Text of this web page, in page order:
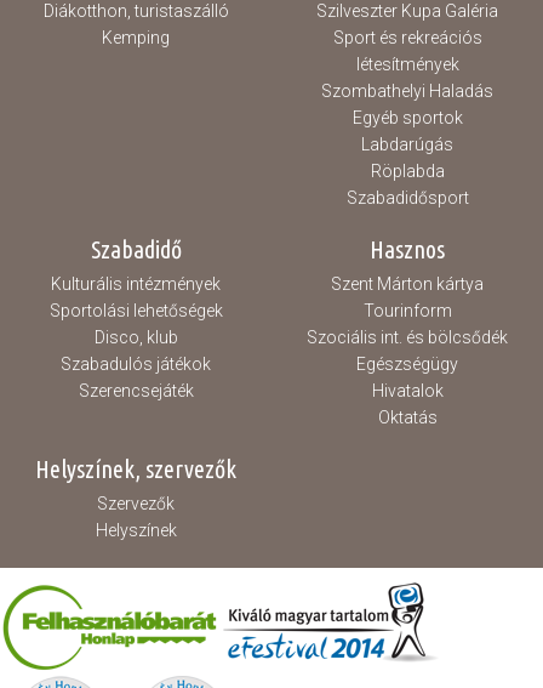
Diákotthon, turistaszálló
Kemping
Szilveszter Kupa Galéria
Sport és rekreációs
létesítmények
Szombathelyi Haladás
Egyéb sportok
Labdarúgás
Röplabda
Szabadidősport
Szabadidő
Kulturális intézmények
Sportolási lehetőségek
Disco, klub
Szabadulós játékok
Szerencsejáték
Hasznos
Szent Márton kártya
Tourinform
Szociális int. és bölcsődék
Egészségügy
Hivatalok
Oktatás
Helyszínek, szervezők
Szervezők
Helyszínek